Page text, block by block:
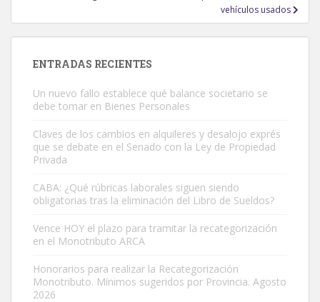
vehículos usados
ENTRADAS RECIENTES
Un nuevo fallo establece qué balance societario se
debe tomar en Bienes Personales
Claves de los cambios en alquileres y desalojo exprés
que se debate en el Senado con la Ley de Propiedad
Privada
CABA: ¿Qué rúbricas laborales siguen siendo
obligatorias tras la eliminación del Libro de Sueldos?
Vence HOY el plazo para tramitar la recategorización
en el Monotributo ARCA
Honorarios para realizar la Recategorización
Monotributo. Mínimos sugeridos por Provincia. Agosto
2026